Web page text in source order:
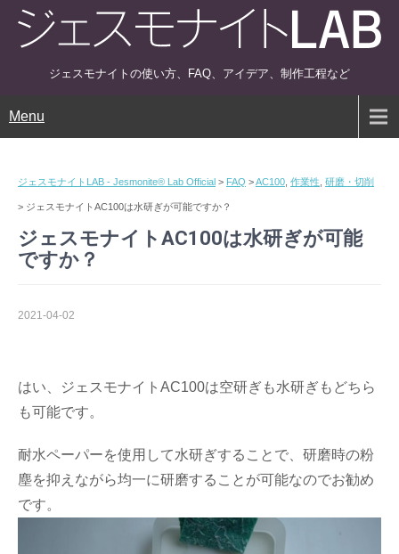
ジェスモナイトの使い方、FAQ、アイデア、制作工程など
Menu
ジェスモナイトLAB - Jesmonite® Lab Official > FAQ >AC100 作業性 研磨・切削
> ジェスモナイトAC100は水研ぎが可能ですか？
ジェスモナイトAC100は水研ぎが可能
ですか？
2021-04-02
はい、ジェスモナイトAC100は空研ぎも水研ぎもどちら
も可能です。
耐水ペーパーを使用して水研ぎすることで、研磨時の粉
塵を抑えながら均一に研磨することが可能なのでお勧め
です。